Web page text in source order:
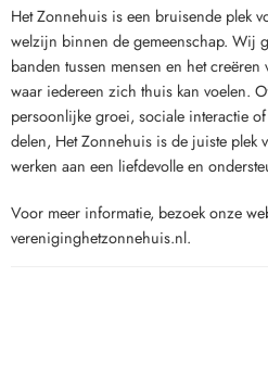
Het Zonnehuis is een bruisende plek
welzijn binnen de gemeenschap. Wij
banden tussen mensen en het
waar iedereen zich thuis kan voelen.
persoonlijke groei, sociale interactie
delen, Het Zonnehuis is de juiste plek
werken aan een liefdevolle en
Voor meer informatie, bezoek onze
vereniginghetzonnehuis.nl.